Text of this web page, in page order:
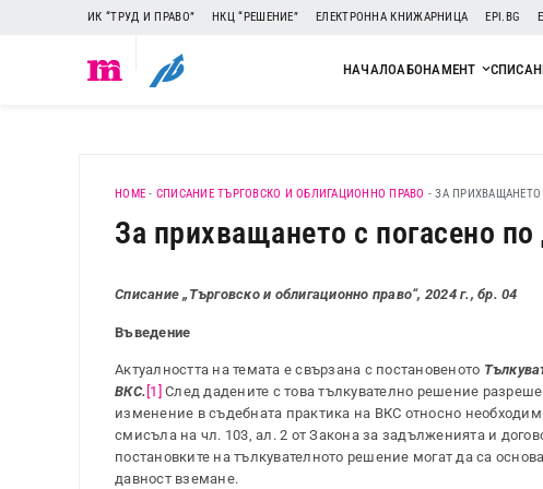
ИК “ТРУД И ПРАВО” НКЦ “РЕШЕНИЕ” ЕЛЕКТРОННА КНИЖАРНИЦА EPI.BG
НАЧАЛОАБОНАМЕНТ
HOME - СПИСАНИЕ ТЪРГОВСКО И ОБЛИГАЦИОННО ПРАВО -ЗА
За прихващането с погасено
Списание „Търговско и облигационно право“, 2024 г., бр. 04
Въведение
Актуалността на темата е свързана с постановеното
ВКС. [1] След дадените с това тълкувателно решение
изменение в съдебната практика на ВКС относно
смисъла на чл. 103, ал. 2 от Закона за задълженията и
постановките на тълкувателното решение могат да са
давност вземане.